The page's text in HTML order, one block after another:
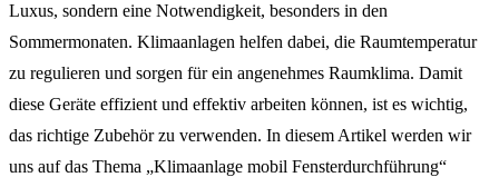
Luxus, sondern eine Notwendigkeit, besonders in den
Sommermonaten. Klimaanlagen helfen dabei, die Raumtemperatur
zu regulieren und sorgen für ein angenehmes Raumklima. Damit
diese Geräte effizient und effektiv arbeiten können, ist es wichtig,
das richtige Zubehör zu verwenden. In diesem Artikel werden wir
uns auf das Thema „Klimaanlage mobil Fensterdurchführung“